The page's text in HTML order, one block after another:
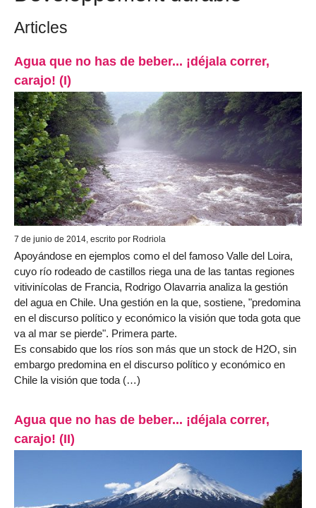
Articles
Agua que no has de beber... ¡déjala correr,
carajo! (I)
7 de junio de 2014, escrito por Rodriola
Apoyándose en ejemplos como el del famoso Valle del Loira,
cuyo río rodeado de castillos riega una de las tantas regiones
vitivinícolas de Francia, Rodrigo Olavarria analiza la gestión
del agua en Chile. Una gestión en la que, sostiene, "predomina
en el discurso político y económico la visión que toda gota que
va al mar se pierde". Primera parte.
Es consabido que los ríos son más que un stock de H2O, sin
embargo predomina en el discurso político y económico en
Chile la visión que toda (…)
Agua que no has de beber... ¡déjala correr,
carajo! (II)